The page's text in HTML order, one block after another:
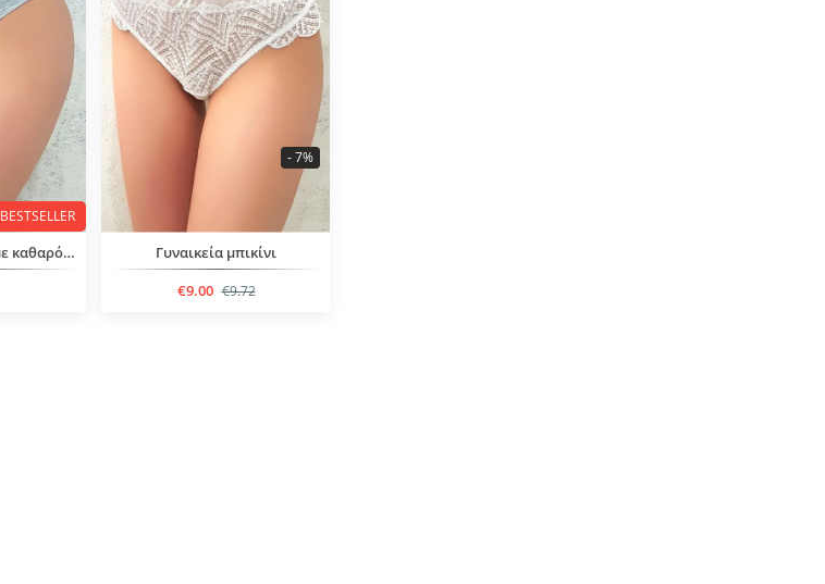
BESTSELLER
Γυναικείο μπικίνι με καθαρό σχέδιο
Γυναικεία μπικίνι
€9.00 €9.72
- 7%